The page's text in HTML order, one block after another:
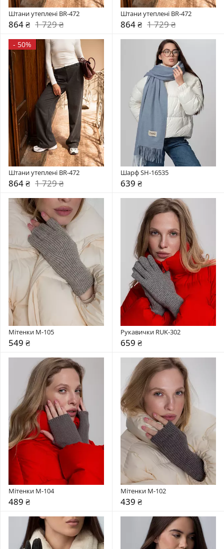
Штани утеплені BR-472
864 ₴ 1 729 ₴
Штани утеплені BR-472
864 ₴ 1 729 ₴
- 50%
Штани утеплені BR-472
864 ₴ 1 729 ₴
Шарф SH-16535
639 ₴
Мітенки M-105
549 ₴
Рукавички RUK-302
659 ₴
Мітенки M-104
489 ₴
Мітенки M-102
439 ₴